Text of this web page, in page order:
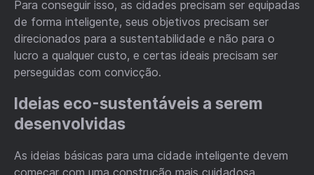
Para conseguir isso, as cidades precisam ser equipadas
de forma inteligente, seus objetivos precisam ser
direcionados para a sustentabilidade e não para o
lucro a qualquer custo, e certas ideais precisam ser
perseguidas com convicção.
Ideias eco-sustentáveis a serem
desenvolvidas
As ideias básicas para uma cidade inteligente devem
começar com uma construção mais cuidadosa,